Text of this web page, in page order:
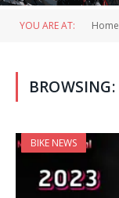
YOU ARE AT: Home
BROWSING:
BIKE NEWS